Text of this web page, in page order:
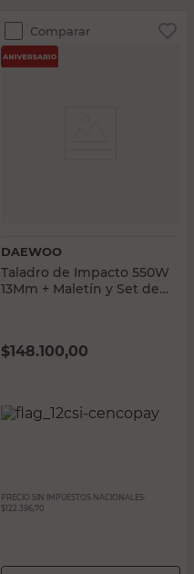
Comparar
DAEWOO
Taladro de Impacto 550W
13Mm + Maletín y Set de
$148.100,00
PRECIO SIN IMPUESTOS NACIONALES:
$122.396,70